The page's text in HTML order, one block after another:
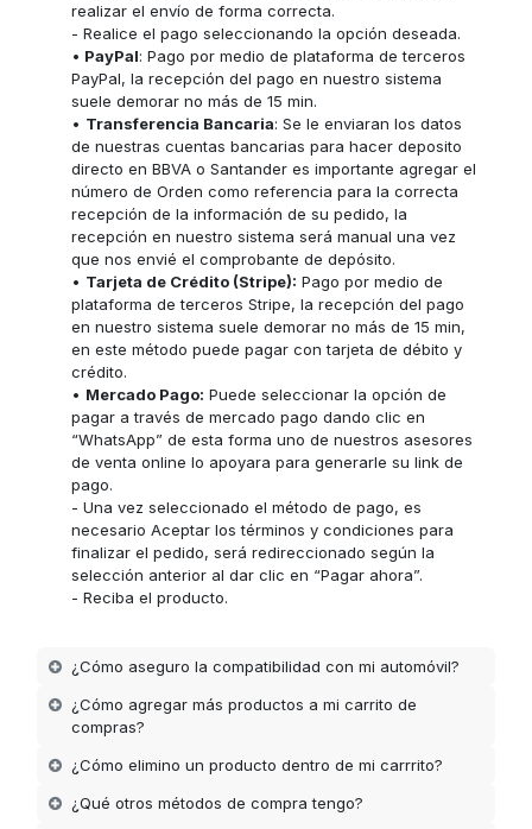
realizar el envío de forma correcta.
- Realice el pago seleccionando la opción deseada.
• PayPal: Pago por medio de plataforma de terceros
PayPal, la recepción del pago en nuestro sistema
suele demorar no más de 15 min.
• Transferencia Bancaria: Se le enviaran los datos
de nuestras cuentas bancarias para hacer deposito
directo en BBVA o Santander es importante agregar el
número de Orden como referencia para la correcta
recepción de la información de su pedido, la
recepción en nuestro sistema será manual una vez
que nos envié el comprobante de depósito.
• Tarjeta de Crédito (Stripe): Pago por medio de
plataforma de terceros Stripe, la recepción del pago
en nuestro sistema suele demorar no más de 15 min,
en este método puede pagar con tarjeta de débito y
crédito.
• Mercado Pago: Puede seleccionar la opción de
pagar a través de mercado pago dando clic en
“WhatsApp” de esta forma uno de nuestros asesores
de venta online lo apoyara para generarle su link de
pago.
- Una vez seleccionado el método de pago, es
necesario Aceptar los términos y condiciones para
finalizar el pedido, será redireccionado según la
selección anterior al dar clic en “Pagar ahora”.
- Reciba el producto.
¿Cómo aseguro la compatibilidad con mi automóvil?
¿Cómo agregar más productos a mi carrito de
compras?
¿Cómo elimino un producto dentro de mi carrrito?
¿Qué otros métodos de compra tengo?